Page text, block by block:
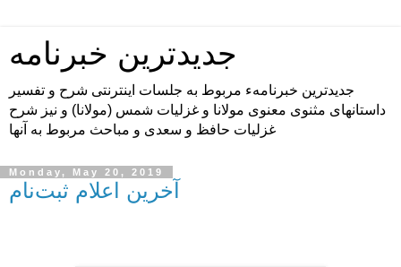
جدیدترین خبرنامه
جدیدترین خبرنامهء مربوط به جلسات اینترنتی شرح و تفسیر
داستانهای مثنوی معنوی مولانا و غزلیات شمس (مولانا) و نیز شرح
غزلیات حافظ و سعدی و مباحث مربوط به آنها
Monday, May 20, 2019
آخرین اعلام ثبت‌نام